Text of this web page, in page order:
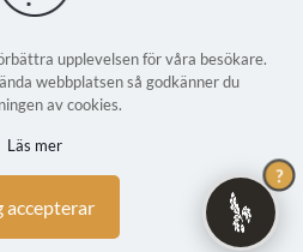
- Alla rättigheter reserverade | En
frånWeblicious
upplevelsen för våra besökare.
webbplatsen så godkänner du
av cookies.
Läs mer
accepterar
?